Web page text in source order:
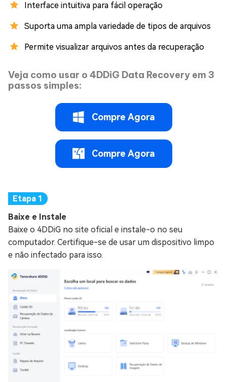
Interface intuitiva para fácil operação
Suporta uma ampla variedade de tipos de arquivos
Permite visualizar arquivos antes da recuperação
Veja como usar o 4DDiG Data Recovery em 3
passos simples:
Compre Agora
Compre Agora
Baixe e Instale
Baixe o 4DDiG no site oficial e instale-o no seu
computador. Certifique-se de usar um dispositivo limpo
e não infectado para isso.